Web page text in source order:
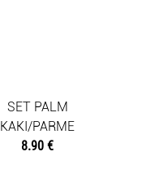
SET PALM
KAKI/PARME
8.90 €